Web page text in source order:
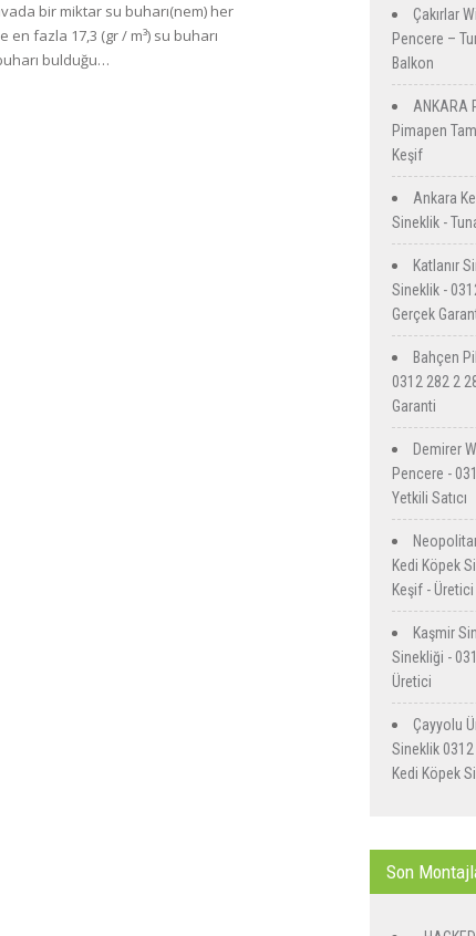
bir miktar su buharı(nem) her
en fazla 17,3 (gr / m³) su buharı
bulduğu…
Çakırlar
Pencere –
Balkon
ANKARA
Pimapen
Keşif
Ankara
Sineklik -
Katlanır
Sineklik -
Gerçek
Bahçen
0312 282 2
Garanti
Demirer
Pencere -
Yetkili Satıcı
Kedi Köpek
Keşif - Üretici
Kaşmir
Sinekliği -
Üretici
Çayyolu
Sineklik
Kedi Köpek
Son